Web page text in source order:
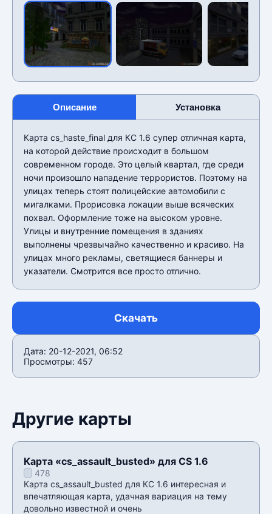
Описание Установка
Карта cs_haste_final для КС 1.6 супер отличная карта,
на которой действие происходит в большом
современном городе. Это целый квартал, где среди
ночи произошло нападение террористов. Поэтому на
улицах теперь стоят полицейские автомобили с
мигалками. Прорисовка локации выше всяческих
похвал. Оформление тоже на высоком уровне.
Улицы и внутренние помещения в зданиях
выполнены чрезвычайно качественно и красиво. На
улицах много рекламы, светящиеся баннеры и
указатели. Смотрится все просто отлично.
Скачать
Дата: 20-12-2021, 06:52
Просмотры: 457
Другие карты
Карта «cs_assault_busted» для CS 1.6
478
Карта cs_assault_busted для КС 1.6 интересная и
впечатляющая карта, удачная вариация на тему
довольно известной и очень